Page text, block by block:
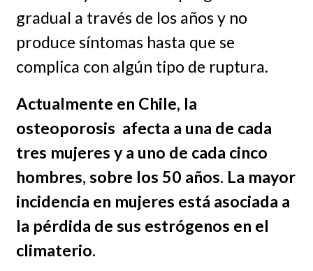
gradual a través de los años y no
produce síntomas hasta que se
complica con algún tipo de ruptura.
Actualmente en Chile, la
osteoporosis afecta a una de cada
tres mujeres y a uno de cada cinco
hombres, sobre los 50 años. La mayor
incidencia en mujeres está asociada a
la pérdida de sus estrógenos en el
climaterio.